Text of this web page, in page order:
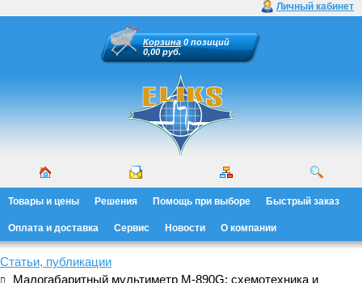
Личный кабинет
Корзина 0 позиций
0,00 руб.
Товары и цены Решения Помощь при выборе Быстрый заказ
Оплата и доставка Сервис Новости О компании
Статьи, публикации
Малогабаритный мультиметр M-890G: схемотехника и